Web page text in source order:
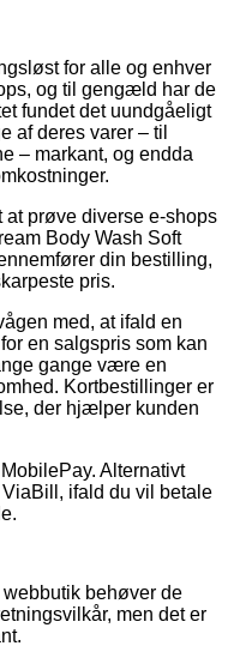
for alle og enhver
og til gengæld har de
fundet det uundgåeligt
af deres varer – til
– markant, og endda
at prøve diverse e-shops
Body Wash Soft
din bestilling,
pris.
med, at ifald en
en salgspris som kan
gange være en
Kortbestillinger er
der hjælper kunden
Alternativt
ifald du vil betale
webbutik behøver de
men det er